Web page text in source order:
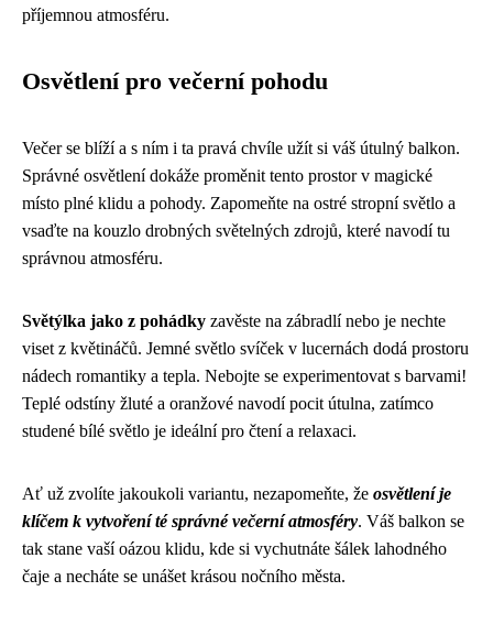
příjemnou atmosféru.
Osvětlení pro večerní pohodu
Večer se blíží a s ním i ta pravá chvíle užít si váš útulný balkon.
Správné osvětlení dokáže proměnit tento prostor v magické
místo plné klidu a pohody. Zapomeňte na ostré stropní světlo a
vsaďte na kouzlo drobných světelných zdrojů, které navodí tu
správnou atmosféru.
Světýlka jako z pohádky zavěste na zábradlí nebo je nechte
viset z květináčů. Jemné světlo svíček v lucernách dodá prostoru
nádech romantiky a tepla. Nebojte se experimentovat s barvami!
Teplé odstíny žluté a oranžové navodí pocit útulna, zatímco
studené bílé světlo je ideální pro čtení a relaxaci.
Ať už zvolíte jakoukoli variantu, nezapomeňte, že osvětlení je
klíčem k vytvoření té správné večerní atmosféry. Váš balkon se
tak stane vaší oázou klidu, kde si vychutnáte šálek lahodného
čaje a necháte se unášet krásou nočního města.